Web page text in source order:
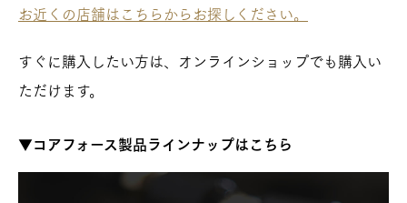
お近くの店舗はこちらからお探しください。
すぐに購入したい方は、オンラインショップでも購入い
ただけます。
▼コアフォース製品ラインナップはこちら